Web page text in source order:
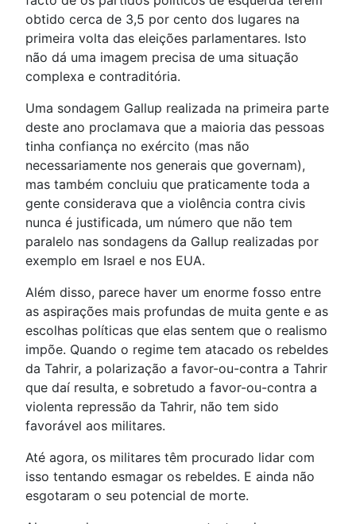
obtido cerca de 3,5 por cento dos lugares na
primeira volta das eleições parlamentares. Isto
não dá uma imagem precisa de uma situação
complexa e contraditória.
Uma sondagem Gallup realizada na primeira parte
deste ano proclamava que a maioria das pessoas
tinha confiança no exército (mas não
necessariamente nos generais que governam),
mas também concluiu que praticamente toda a
gente considerava que a violência contra civis
nunca é justificada, um número que não tem
paralelo nas sondagens da Gallup realizadas por
exemplo em Israel e nos EUA.
Além disso, parece haver um enorme fosso entre
as aspirações mais profundas de muita gente e as
escolhas políticas que elas sentem que o realismo
impõe. Quando o regime tem atacado os rebeldes
da Tahrir, a polarização a favor-ou-contra a Tahrir
que daí resulta, e sobretudo a favor-ou-contra a
violenta repressão da Tahrir, não tem sido
favorável aos militares.
Até agora, os militares têm procurado lidar com
isso tentando esmagar os rebeldes. E ainda não
esgotaram o seu potencial de morte.